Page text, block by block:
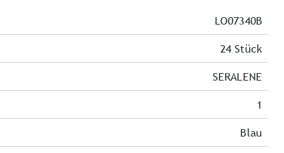
LO07340B
24 Stück
SERALENE
1
Blau